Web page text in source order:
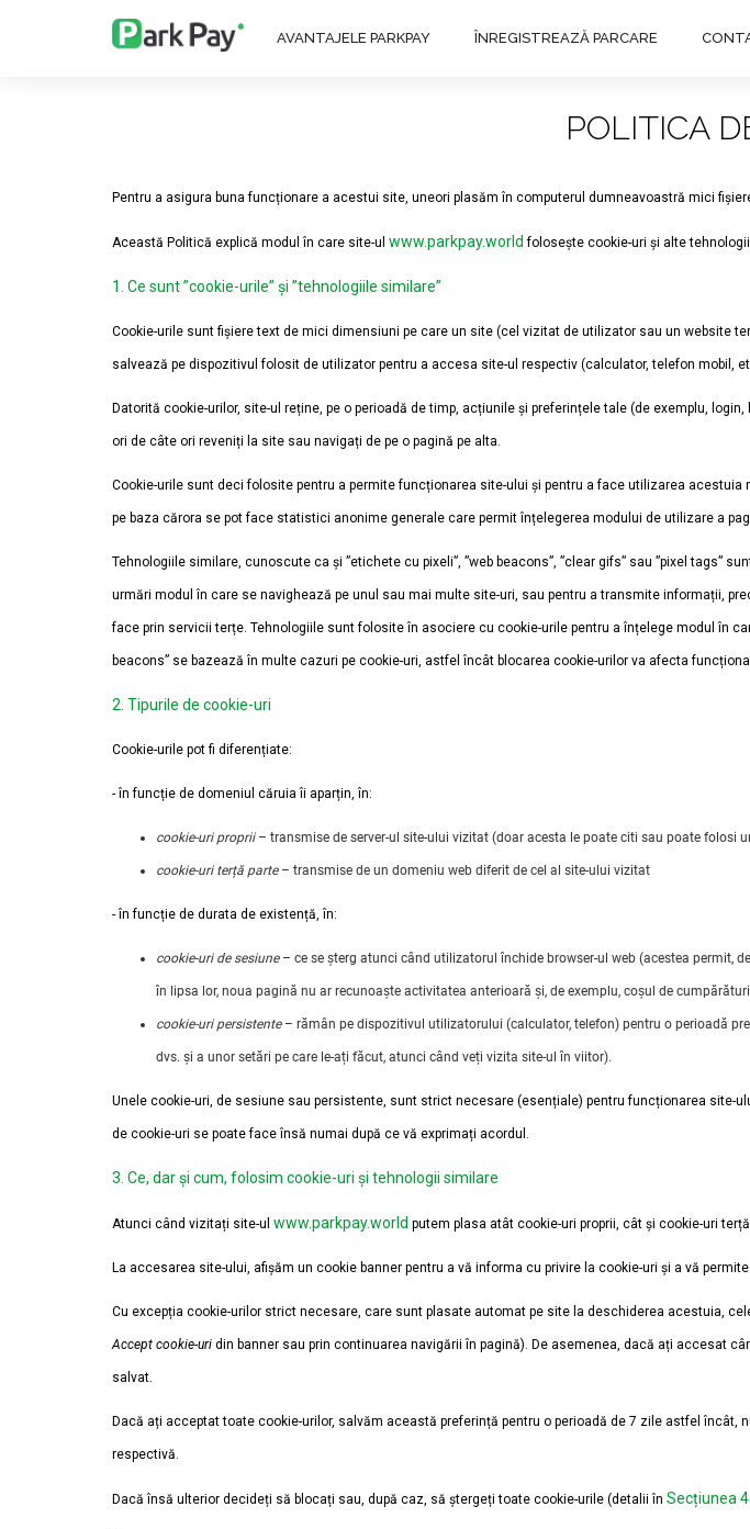
AVANTAJELE PARKPAY ÎNREGISTREAZĂ PARCARE
POLITICA
Pentru a asigura buna funcționare a acestui site, uneori plasăm în computerul dumneavoastră mici
Această Politică explică modul în care site-ul www.parkpay.world folosește cookie-uri și alte
1. Ce sunt ”cookie-urile” și ”tehnologiile similare”
Cookie-urile sunt fișiere text de mici dimensiuni pe care un site (cel vizitat de utilizator sau un website
salvează pe dispozitivul folosit de utilizator pentru a accesa site-ul respectiv (calculator, telefon mobil,
Datorită cookie-urilor, site-ul reține, pe o perioadă de timp, acțiunile și preferințele tale (de exemplu,
ori de câte ori reveniți la site sau navigați de pe o pagină pe alta.
Cookie-urile sunt deci folosite pentru a permite funcționarea site-ului și pentru a face utilizarea
pe baza cărora se pot face statistici anonime generale care permit înțelegerea modului de utilizare a
Tehnologiile similare, cunoscute ca și ”etichete cu pixeli”, ”web beacons”, ”clear gifs” sau ”pixel
urmări modul în care se navighează pe unul sau mai multe site-uri, sau pentru a transmite informații,
face prin servicii terțe. Tehnologiile sunt folosite în asociere cu cookie-urile pentru a înțelege modul în
beacons” se bazează în multe cazuri pe cookie-uri, astfel încât blocarea cookie-urilor va afecta
2. Tipurile de cookie-uri
Cookie-urile pot fi diferențiate:
- în funcție de domeniul căruia îi aparțin, în:
cookie-uri proprii– transmise de server-ul site-ului vizitat (doar acesta le poate citi sau poate folosi
cookie-uri terță parte – transmise de un domeniu web diferit de cel al site-ului vizitat
- în funcție de durata de existență, în:
cookie-uri de sesiune– ce se șterg atunci când utilizatorul închide browser-ul web (acestea permit,
în lipsa lor, noua pagină nu ar recunoaște activitatea anterioară și, de exemplu, coșul de
cookie-uri persistente– rămân pe dispozitivul utilizatorului (calculator, telefon) pentru o perioadă
dvs. și a unor setări pe care le-ați făcut, atunci când veți vizita site-ul în viitor).
Unele cookie-uri, de sesiune sau persistente, sunt strict necesare (esențiale) pentru funcționarea
de cookie-uri se poate face însă numai după ce vă exprimați acordul.
3. Ce, dar și cum, folosim cookie-uri și tehnologii similare
Atunci când vizitați site-ul www.parkpay.world putem plasa atât cookie-uri proprii, cât și cookie-uri
La accesarea site-ului, afișăm un cookie banner pentru a vă informa cu privire la cookie-uri și a vă
Cu excepția cookie-urilor strict necesare, care sunt plasate automat pe site la deschiderea acestuia,
Accept cookie-uri din banner sau prin continuarea navigării în pagină). De asemenea, dacă ați accesat
salvat.
Dacă ați acceptat toate cookie-urilor, salvăm această preferință pentru o perioadă de 7 zile astfel
respectivă.
Dacă însă ulterior decideți să blocați sau, după caz, să ștergeți toate cookie-urile (detalii în Secțiunea 4